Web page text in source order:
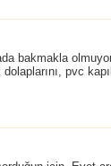
bakmakla
pvc